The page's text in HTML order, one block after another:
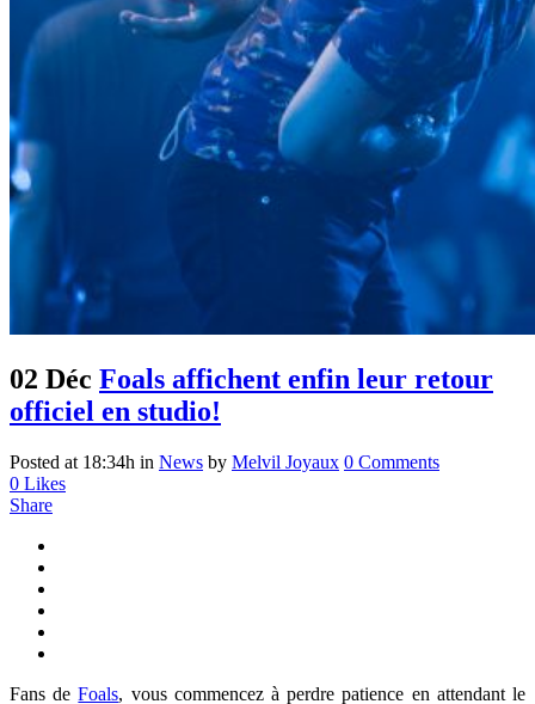
02 Déc Foals affichent enfin leur retour
officiel en studio!
Posted at 18:34h in News by Melvil Joyaux 0 Comments
0 Likes
Share
Fans deFoals, vous commencez à perdre patience en attendant le